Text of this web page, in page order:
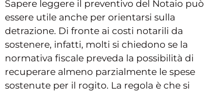
Sapere leggere il preventivo del Notaio può
essere utile anche per orientarsi sulla
detrazione. Di fronte ai costi notarili da
sostenere, infatti, molti si chiedono se la
normativa fiscale preveda la possibilità di
recuperare almeno parzialmente le spese
sostenute per il rogito. La regola è che si